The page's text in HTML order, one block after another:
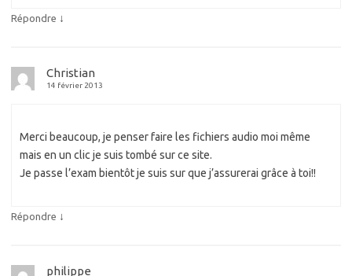
Répondre ↓
Christian
14 février 2013
Merci beaucoup, je penser faire les fichiers audio moi même
mais en un clic je suis tombé sur ce site.
Je passe l’exam bientôt je suis sur que j’assurerai grâce à toi!!
Répondre ↓
philippe